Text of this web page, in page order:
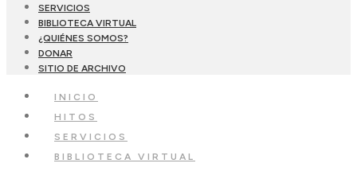
SERVICIOS
BIBLIOTECA VIRTUAL
¿QUIÉNES SOMOS?
DONAR
SITIO DE ARCHIVO
INICIO
HITOS
SERVICIOS
BIBLIOTECA VIRTUAL